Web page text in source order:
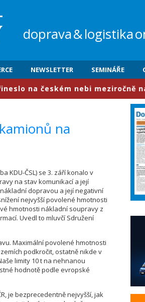
doprava&logistika
NEWSLETTER SEMINÁŘE
českém nebi meziročně nárůst
na
KDU-ČSL) se 3. září konalo v
na stav komunikací a její
dopravou a její negativní
nejvyšší povolené hmotnosti
hmotnosti nákladní soupravy z
Uvedl to mluvčí Sdružení
Maximální povolené hmotnosti
podkročit, ostatně nikde v
limity 10 t na nehnanou
hodnotě podle evropské
je bezprecedentně nejvyšší, jak